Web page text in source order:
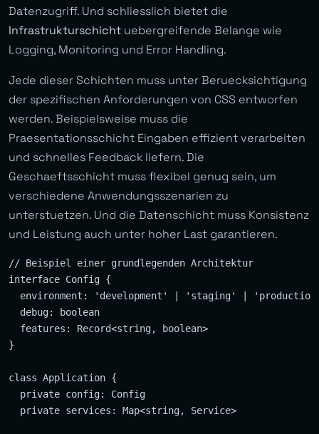
Datenzugriff. Und schliesslich bietet die
Infrastrukturschicht uebergreifende Belange wie
Logging, Monitoring und Error Handling.
Jede dieser Schichten muss unter Beruecksichtigung
der spezifischen Anforderungen von CSS entworfen
werden. Beispielsweise muss die
Praesentationsschicht Eingaben effizient verarbeiten
und schnelles Feedback liefern. Die
Geschaeftsschicht muss flexibel genug sein, um
verschiedene Anwendungsszenarien zu
unterstuetzen. Und die Datenschicht muss Konsistenz
und Leistung auch unter hoher Last garantieren.
// Beispiel einer grundlegenden Architektur
interface Config {
environment: 'development' | 'staging' |
  debug: boolean
  features: Record<string, boolean>
}
class Application {
  private config: Config
  private services: Map<string, Service>